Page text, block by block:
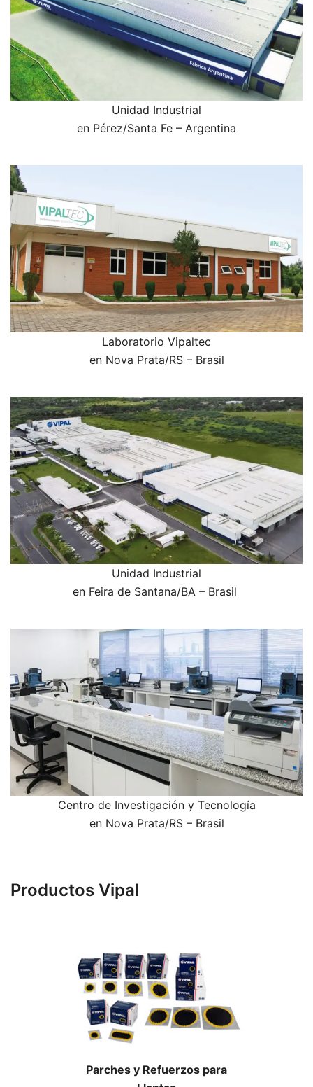
Unidad Industrial
en Pérez/Santa Fe – Argentina
Laboratorio Vipaltec
en Nova Prata/RS – Brasil
Unidad Industrial
en Feira de Santana/BA – Brasil
Centro de Investigación y Tecnología
en Nova Prata/RS – Brasil
Productos Vipal
Parches y Refuerzos para